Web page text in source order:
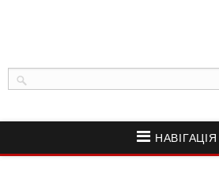
НАВІГАЦІЯ